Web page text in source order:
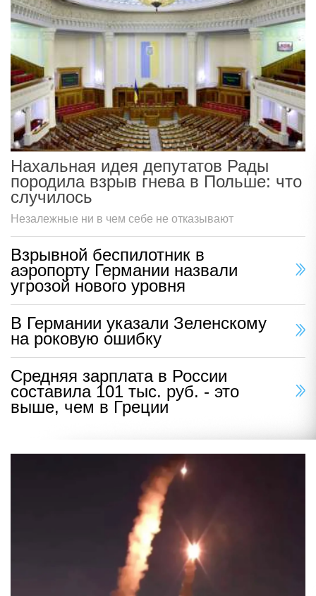
Нахальная идея депутатов Рады
породила взрыв гнева в Польше: что
случилось
Незалежные ни в чем себе не отказывают
Взрывной беспилотник в
аэропорту Германии назвали
угрозой нового уровня
В Германии указали Зеленскому
на роковую ошибку
Средняя зарплата в России
составила 101 тыс. руб. - это
выше, чем в Греции